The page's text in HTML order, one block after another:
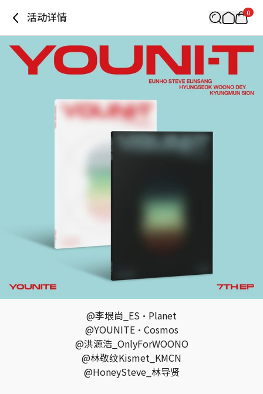
活动详情 0
@李垠尚_ES·Planet
@YOUNITE·Cosmos
@洪源浩_OnlyForWOONO
@林敬纹Kismet_KMCN
@HoneySteve_林导贤